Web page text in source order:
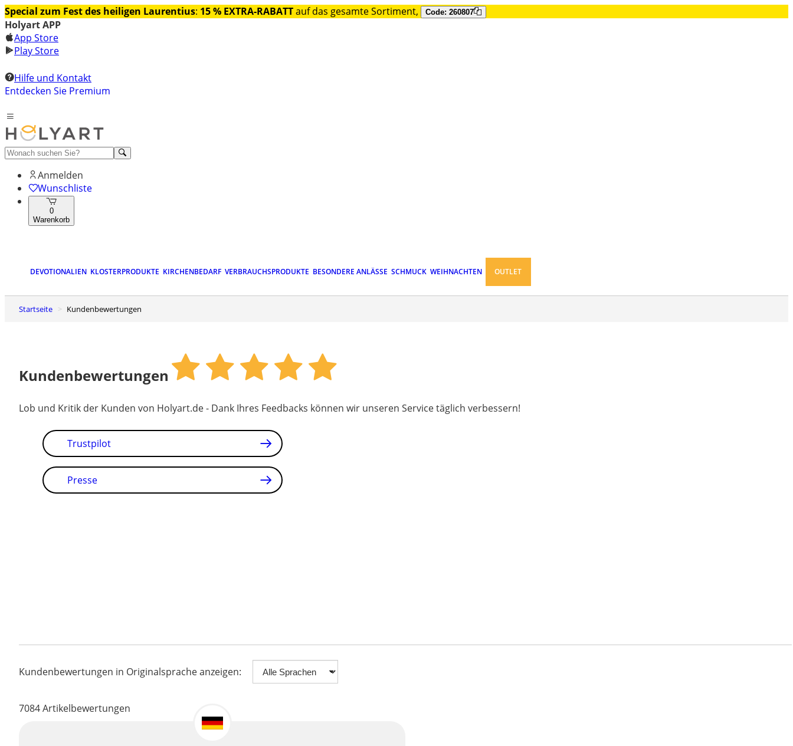
Special zum Fest des heiligen Laurentius: 15 % EXTRA-RABATTauf das gesamte Sortiment, Code: 260807
Holyart APP
App Store
Play Store
Hilfe und Kontakt
Entdecken Sie Premium
Anmelden
Wunschliste
0
Warenkorb
DEVOTIONALIEN KLOSTERPRODUKTE KIRCHENBEDARF VERBRAUCHSPRODUKTE BESONDERE ANLÄSSE SCHMUCK WEIHNACHTEN OUTLET
Startseite Kundenbewertungen
Kundenbewertungen
Lob und Kritik der Kunden von Holyart.de - Dank Ihres Feedbacks können wir unseren Service täglich verbessern!
Trustpilot
Presse
Kundenbewertungen in Originalsprache anzeigen:
7084Artikelbewertungen